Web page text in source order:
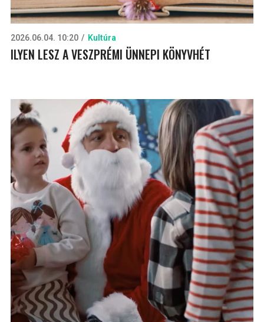
2026.06.04. 10:20 Kultúra
ILYEN LESZ A VESZPRÉMI ÜNNEPI KÖNYVHÉT